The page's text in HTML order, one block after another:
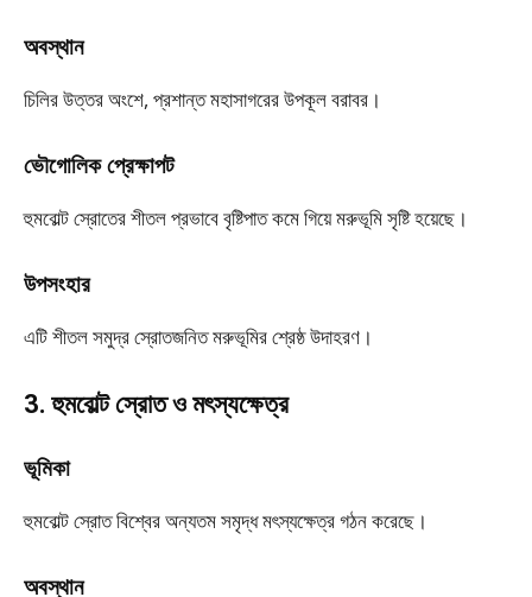
অবস্থান
চিলির উত্তর অংশে, প্রশান্ত মহাসাগরের উপকূল বরাবর।
ভৌগোলিক প্রেক্ষাপট
হুমবোল্ট স্রোতের শীতল প্রভাবে বৃষ্টিপাত কমে গিয়ে মরুভূমি সৃষ্টি হয়েছে।
উপসংহার
এটি শীতল সমুদ্র স্রোতজনিত মরুভূমির শ্রেষ্ঠ উদাহরণ।
3. হুমবোল্ট স্রোত ও মৎস্যক্ষেত্র
ভূমিকা
হুমবোল্ট স্রোত বিশ্বের অন্যতম সমৃদ্ধ মৎস্যক্ষেত্র গঠন করেছে।
অবস্থান